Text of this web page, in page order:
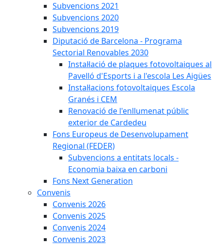
Subvencions 2021
Subvencions 2020
Subvencions 2019
Diputació de Barcelona - Programa
Sectorial Renovables 2030
Instal·lació de plaques fotovoltaiques al
Pavelló d'Esports i a l'escola Les Aigües
Instal·lacions fotovoltaiques Escola
Granés i CEM
Renovació de l'enllumenat públic
exterior de Cardedeu
Fons Europeus de Desenvolupament
Regional (FEDER)
Subvencions a entitats locals -
Economia baixa en carboni
Fons Next Generation
Convenis
Convenis 2026
Convenis 2025
Convenis 2024
Convenis 2023